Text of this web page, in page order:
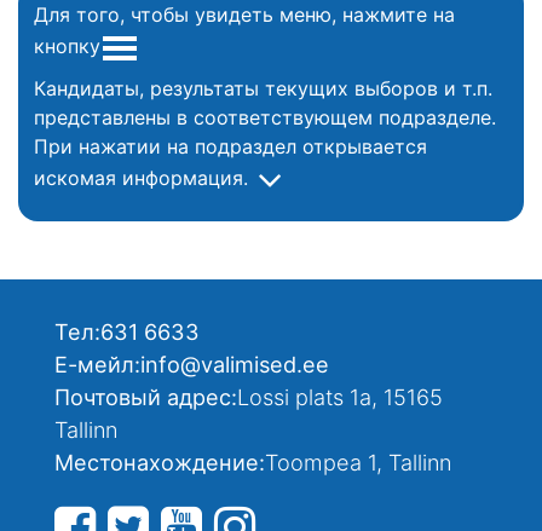
Для того, чтобы увидеть меню, нажмите на
кнопку
Кандидаты, результаты текущих выборов и т.п.
представлены в соответствующем подразделе.
При нажатии на подраздел открывается
искомая информация.
Тел:631 6633
Е-мейл:info@valimised.ee
Почтовый адрес:Lossi plats 1a, 15165
Tallinn
Местонахождение:Toompea 1, Tallinn